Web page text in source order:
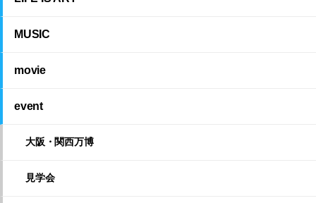
MUSIC
movie
event
大阪・関西万博
見学会